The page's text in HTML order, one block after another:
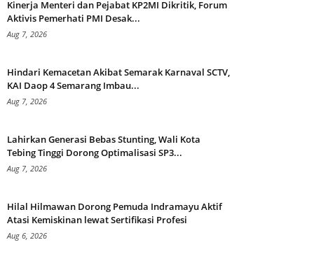
Kinerja Menteri dan Pejabat KP2MI Dikritik, Forum
Aktivis Pemerhati PMI Desak...
Aug 7, 2026
Hindari Kemacetan Akibat Semarak Karnaval SCTV,
KAI Daop 4 Semarang Imbau...
Aug 7, 2026
Lahirkan Generasi Bebas Stunting, Wali Kota
Tebing Tinggi Dorong Optimalisasi SP3...
Aug 7, 2026
Hilal Hilmawan Dorong Pemuda Indramayu Aktif
Atasi Kemiskinan lewat Sertifikasi Profesi
Aug 6, 2026